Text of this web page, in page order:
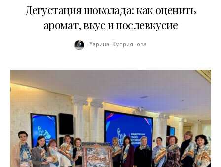
Дегустация шоколада: как оценить
аромат, вкус и послевкусие
Марина Куприянова